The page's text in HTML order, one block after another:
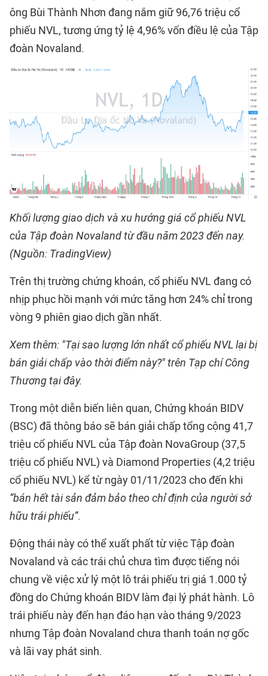
ông Bùi Thành Nhơn đang nắm giữ 96,76 triệu cổ
phiếu NVL, tương ứng tỷ lệ 4,96% vốn điều lệ của Tập
đoàn Novaland.
Khối lượng giao dịch và xu hướng giá cổ phiếu NVL
của Tập đoàn Novaland từ đầu năm 2023 đến nay.
(Nguồn: TradingView)
Trên thị trường chứng khoán, cổ phiếu NVL đang có
nhịp phục hồi mạnh với mức tăng hơn 24% chỉ trong
vòng 9 phiên giao dịch gần nhất.
Xem thêm: "Tại sao lượng lớn nhất cổ phiếu NVL lại bị
bán giải chấp vào thời điểm này?" trên Tạp chí Công
Thương tại đây.
Trong một diễn biến liên quan, Chứng khoán BIDV
(BSC) đã thông báo sẽ bán giải chấp tổng cộng 41,7
triệu cổ phiếu NVL của Tập đoàn NovaGroup (37,5
triệu cổ phiếu NVL) và Diamond Properties (4,2 triệu
cổ phiếu NVL) kể từ ngày 01/11/2023 cho đến khi
“bán hết tài sản đảm bảo theo chỉ định của người sở
hữu trái phiếu”.
Động thái này có thể xuất phất từ việc Tập đoàn
Novaland và các trái chủ chưa tìm được tiếng nói
chung về việc xử lý một lô trái phiếu trị giá 1.000 tỷ
đồng do Chứng khoán BIDV làm đại lý phát hành. Lô
trái phiếu này đến hạn đáo hạn vào tháng 9/2023
nhưng Tập đoàn Novaland chưa thanh toán nợ gốc
và lãi vay phát sinh.